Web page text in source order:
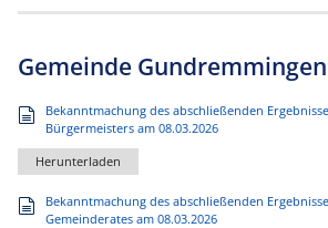
Gemeinde Gundremmingen
Bekanntmachung des abschließenden
Bürgermeisters am 08.03.2026
Herunterladen
Bekanntmachung des abschließenden
Gemeinderates am 08.03.2026